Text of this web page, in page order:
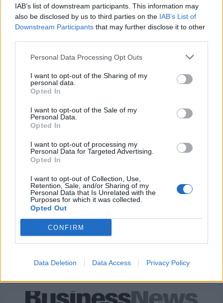
IAB’s list of downstream participants. This information may
also be disclosed by us to third parties on the IAB’s List of
Downstream Participants that may further disclose it to other
Personal Data Processing Opt Outs
I want to opt-out of the Sharing of my
personal data.
Opted In
I want to opt-out of the Sale of my
Personal Data.
Opted In
I want to opt-out of processing my
Personal Data for Targeted Advertising.
Opted In
I want to opt-out of Collection, Use,
Retention, Sale, and/or Sharing of my
Personal Data that Is Unrelated with the
Purposes for which it was collected.
Opted Out
CONFIRM
Data Deletion Data Access Privacy Policy
Εθνική Παίδων: Απώλεσε
προβάδισμα 13 πόντων και
Ο Γιάννης Αγραβάνης στον Βίκο
Ιωαννίνων
Ελληνική Αναπτυξιακή Τράπεζα: Με «προίκα» 2 δισ. ευρώ ανοίγει
δρόμο για δάνεια έως 5 δισ. σε μικρομεσαίες
εκατ. ευρώ και αύξηση κερδών
57% - Τα νέα στοιχήματα σε
low & non alcohol
Χρηματοοικονομικός
σύμβουλος της ΔΕΗ για την
Η Chery επενδύει 75 εκατ. δολάρια στην KG Mobility
Το FIAT 500 Hybrid τώρα από
Ατρόμητος και Novibet
συνεργασίας τους μέχρι το